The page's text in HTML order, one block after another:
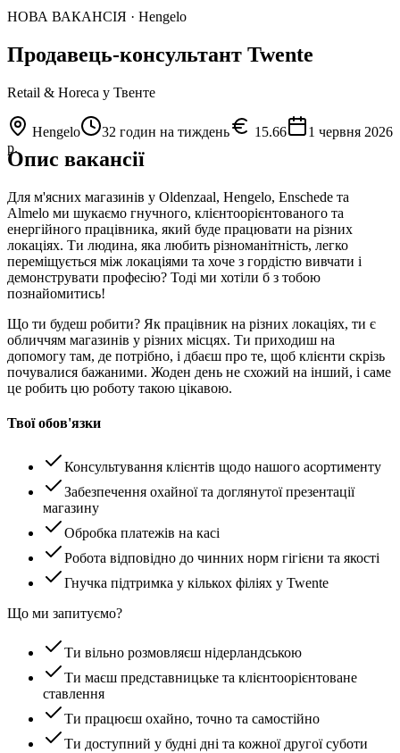
НОВА ВАКАНСІЯ · Hengelo
Продавець-консультант Twente
Retail & Horeca у Твенте
Hengelo 32 годин на тиждень 15.66
1 червня 2026
р.
Опис вакансії
Для м'ясних магазинів у Oldenzaal, Hengelo, Enschede та
Almelo ми шукаємо гнучного, клієнтоорієнтованого та
енергійного працівника, який буде працювати на різних
локаціях. Ти людина, яка любить різноманітність, легко
переміщується між локаціями та хоче з гордістю вивчати і
демонструвати професію? Тоді ми хотіли б з тобою
познайомитись!
Що ти будеш робити? Як працівник на різних локаціях, ти є
обличчям магазинів у різних місцях. Ти приходиш на
допомогу там, де потрібно, і дбаєш про те, щоб клієнти скрізь
почувалися бажаними. Жоден день не схожий на інший, і саме
це робить цю роботу такою цікавою.
Твої обов'язки
Консультування клієнтів щодо нашого асортименту
Забезпечення охайної та доглянутої презентації
магазину
Обробка платежів на касі
Робота відповідно до чинних норм гігієни та якості
Гнучка підтримка у кількох філіях у Twente
Що ми запитуємо?
Ти вільно розмовляєш нідерландською
Ти маєш представницьке та клієнтоорієнтоване
ставлення
Ти працюєш охайно, точно та самостійно
Ти доступний у будні дні та кожної другої суботи